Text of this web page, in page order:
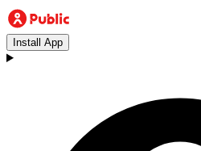
Install App